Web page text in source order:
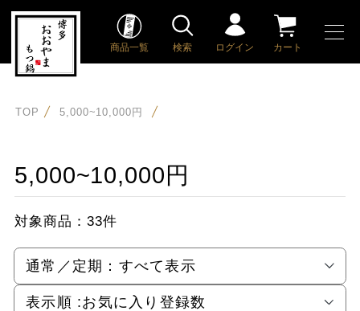
商品一覧 検索 ログイン カート
TOP 5,000~10,000円
5,000~10,000円
対象商品： 33件
通常／定期： すべて表示
表示順 :お気に入り登録数